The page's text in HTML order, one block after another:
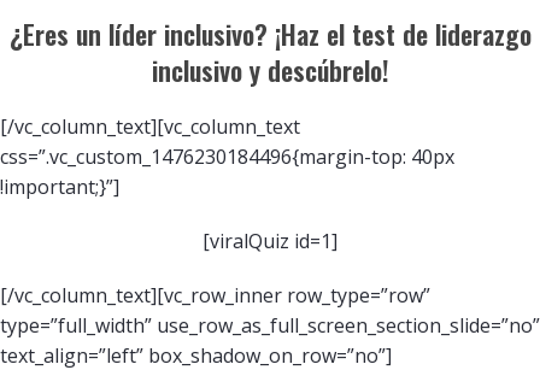
¿Eres un líder inclusivo? ¡Haz el test de liderazgo
inclusivo y descúbrelo!
[/vc_column_text][vc_column_text
css=”.vc_custom_1476230184496{margin-top: 40px
!important;}”]
[viralQuiz id=1]
[/vc_column_text][vc_row_inner row_type=”row”
type=”full_width” use_row_as_full_screen_section_slide=”no”
text_align=”left” box_shadow_on_row=”no”]